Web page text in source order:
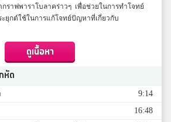
ราฟพาราโบลาคร่าวๆ เพื่อช่วยในการทำโจทย์
ยุกต์ใช้ในการแก้โจทย์ปัญหาที่เกี่ยวกับ
ดูเนื้อหา
หัด
9:14
16:48